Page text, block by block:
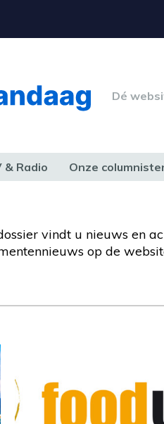
Dé
& Radio Onze
vindt u nieuws en
op de